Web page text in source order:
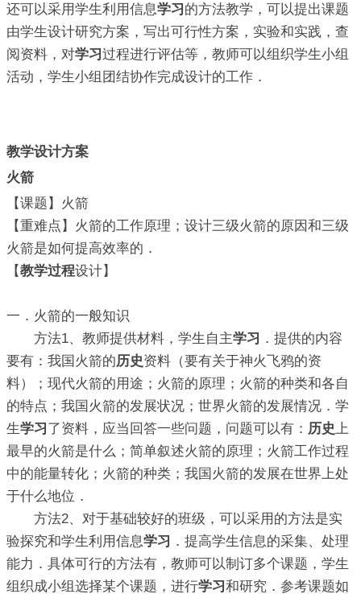
还可以采用学生利用信息学习 的方法教学，可以提出课题
由学生设计研究方案，写出可行性方案，实验和实践，查
阅资料，对学习 过程进行评估等，教师可以组织学生小组
活动，学生小组团结协作完成设计的工作．
教学设计方案
火箭
【课题】火箭
【重难点】火箭的工作原理；设计三级火箭的原因和三级
火箭是如何提高效率的．
【教学过程设计】
一．火箭的一般知识
方法1、教师提供材料，学生自主学习 ．提供的内容
要有：我国火箭的历史资料（要有关于神火飞鸦的资
料）；现代火箭的用途；火箭的原理；火箭的种类和各自
的特点；我国火箭的发展状况；世界火箭的发展情况．学
生学习 了资料，应当回答一些问题，问题可以有： 历史上
最早的火箭是什么；简单叙述火箭的原理；火箭工作过程
中的能量转化；火箭的种类；我国火箭的发展在世界上处
于什么地位．
方法2、对于基础较好的班级，可以采用的方法是实
验探究和学生利用信息学习 ．提高学生信息的采集、处理
能力．具体可行的方法有，教师可以制订多个课题，学生
组织成小组选择某个课题，进行学习 和研究．参考课题如